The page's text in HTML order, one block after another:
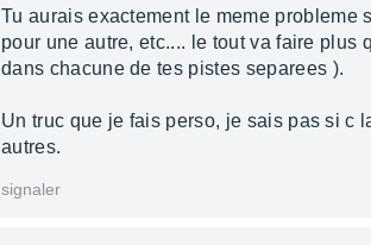
Tu aurais exactement le meme probleme
pour une autre, etc.... le tout va faire plus
dans chacune de tes pistes separees ).
Un truc que je fais perso, je sais pas si c
autres.
signaler